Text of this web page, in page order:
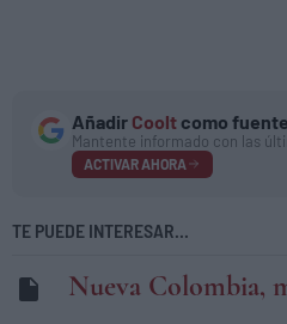
Añadir Coolt como
Mantente informado con las
ACTIVAR AHORA
TE PUEDE INTERESAR...
Nueva Colombia,